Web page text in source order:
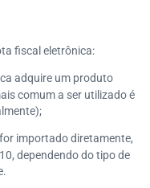
fiscal eletrônica:
adquire um produto
comum a ser utilizado é
importado diretamente,
dependendo do tipo de